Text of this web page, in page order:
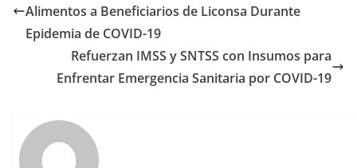
Alimentos a Beneficiarios de Liconsa Durante
Epidemia de COVID-19
Refuerzan IMSS y SNTSS con Insumos para
Enfrentar Emergencia Sanitaria por COVID-19